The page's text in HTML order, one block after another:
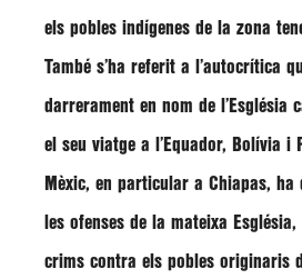
els pobles indígenes de la zona
També s’ha referit a l’autocrítica
darrerament en nom de l’Església
el seu viatge a l’Equador, Bolívia i
Mèxic, en particular a Chiapas, ha
les ofenses de la mateixa
crims contra els pobles originaris